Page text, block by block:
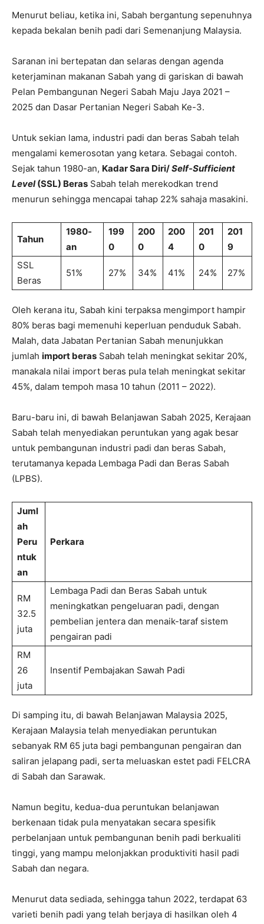
Menurut beliau, ketika ini, Sabah bergantung sepenuhnya
kepada bekalan benih padi dari Semenanjung Malaysia.
Saranan ini bertepatan dan selaras dengan agenda
keterjaminan makanan Sabah yang di gariskan di bawah
Pelan Pembangunan Negeri Sabah Maju Jaya 2021 –
2025 dan Dasar Pertanian Negeri Sabah Ke-3.
Untuk sekian lama, industri padi dan beras Sabah telah
mengalami kemerosotan yang ketara. Sebagai contoh.
Sejak tahun 1980-an, Kadar Sara Diri/Self-Sufficient
Level(SSL) Beras Sabah telah merekodkan trend
menurun sehingga mencapai tahap 22% sahaja masakini.
Tahun
1980-
an
199
0
200
0
200
4
201
0
201
9
SSL
Beras
51% 27% 34% 41% 24% 27%
Oleh kerana itu, Sabah kini terpaksa mengimport hampir
80% beras bagi memenuhi keperluan penduduk Sabah.
Malah, data Jabatan Pertanian Sabah menunjukkan
jumlah import beras Sabah telah meningkat sekitar 20%,
manakala nilai import beras pula telah meningkat sekitar
45%, dalam tempoh masa 10 tahun (2011 – 2022).
Baru-baru ini, di bawah Belanjawan Sabah 2025, Kerajaan
Sabah telah menyediakan peruntukan yang agak besar
untuk pembangunan industri padi dan beras Sabah,
terutamanya kepada Lembaga Padi dan Beras Sabah
(LPBS).
Juml
ah
Peru
ntuk
an
Perkara
RM
32.5
juta
Lembaga Padi dan Beras Sabah untuk
meningkatkan pengeluaran padi, dengan
pembelian jentera dan menaik-taraf sistem
pengairan padi
RM
26
juta
Insentif Pembajakan Sawah Padi
Di samping itu, di bawah Belanjawan Malaysia 2025,
Kerajaan Malaysia telah menyediakan peruntukan
sebanyak RM 65 juta bagi pembangunan pengairan dan
saliran jelapang padi, serta meluaskan estet padi FELCRA
di Sabah dan Sarawak.
Namun begitu, kedua-dua peruntukan belanjawan
berkenaan tidak pula menyatakan secara spesifik
perbelanjaan untuk pembangunan benih padi berkualiti
tinggi, yang mampu melonjakkan produktiviti hasil padi
Sabah dan negara.
Menurut data sediada, sehingga tahun 2022, terdapat 63
varieti benih padi yang telah berjaya di hasilkan oleh 4